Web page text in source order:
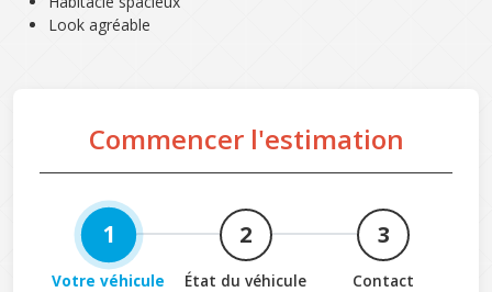
Look agréable
Commencer l'estimation
1
Votre véhicule
2
État du véhicule
3
Contact